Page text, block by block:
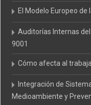
El Modelo Europeo de
Auditorías Internas
9001
Cómo afecta al
Integración de
Medioambiente y